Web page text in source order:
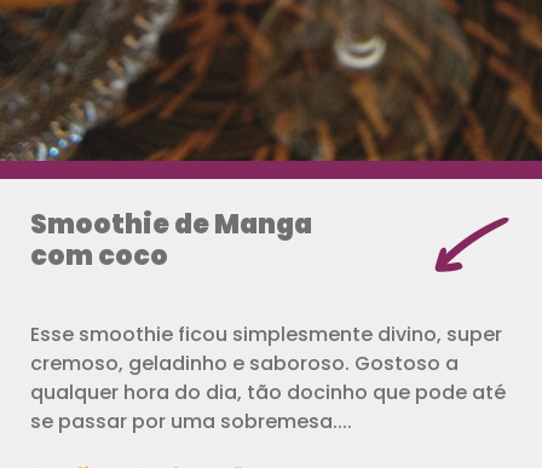
Smoothie de Manga
com coco
Esse smoothie ficou simplesmente divino, super
cremoso, geladinho e saboroso. Gostoso a
qualquer hora do dia, tão docinho que pode até
se passar por uma sobremesa....